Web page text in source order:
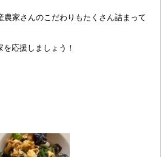
農家さんのこだわりもたくさん詰まって
応援しましょう！